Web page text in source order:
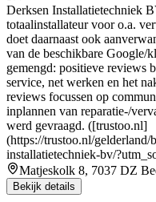
Derksen Installatietechniek
totaalinstallateur voor o.a.
doet daarnaast ook
van de beschikbare Google/
gemengd: positieve reviews
service, net werken en het
reviews focussen op
inplannen van reparatie-/
werd gevraagd. ([trustoo.nl]
(https://trustoo.nl/gelderland/
installatietechniek-bv/
Matjeskolk 8, 7037 DZ
Bekijk details